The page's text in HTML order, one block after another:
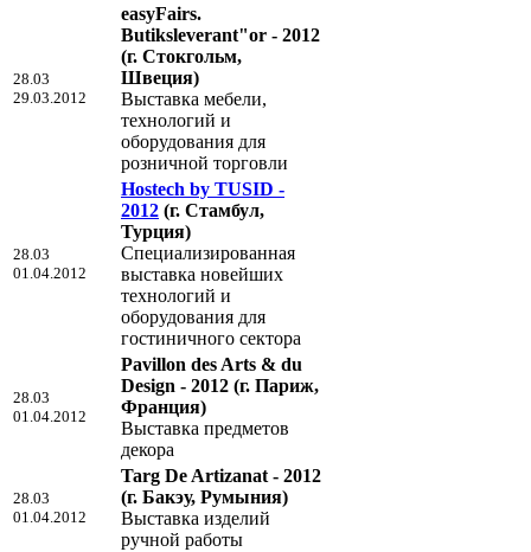
28.03
29.03.2012
easyFairs.
Butiksleverant"or - 2012
(г. Стокгольм,
Швеция)
Выставка мебели,
технологий и
оборудования для
розничной торговли
28.03
01.04.2012
Hostech by TUSID -
2012 (г. Стамбул,
Турция)
Специализированная
выставка новейших
технологий и
оборудования для
гостиничного сектора
28.03
01.04.2012
Pavillon des Arts & du
Design - 2012 (г. Париж,
Франция)
Выставка предметов
декора
28.03
01.04.2012
Targ De Artizanat - 2012
(г. Бакэу, Румыния)
Выставка изделий
ручной работы